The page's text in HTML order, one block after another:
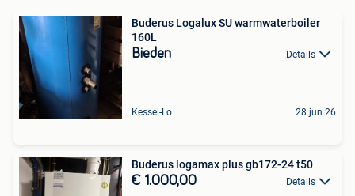
Buderus Logalux SU warmwaterboiler
160L
Bieden Details
Kessel-Lo 28 jun 26
Buderus logamax plus gb172-24 t50
€ 1.000,00 Details